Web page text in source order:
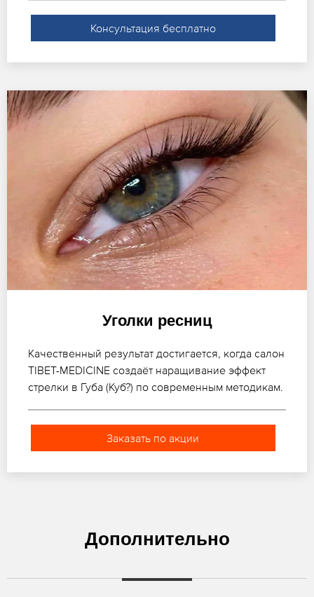
Консультация бесплатно
Уголки ресниц
Качественный результат достигается, когда салон
TIBET-MEDICINE создаёт наращивание эффект
стрелки в Губа (Куб?) по современным методикам.
Заказать по акции
Дополнительно